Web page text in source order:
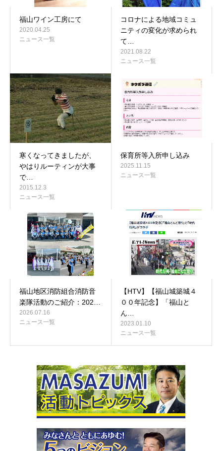
福山ワイン工房にて
2020.04.25
ニュース一覧
コロナによる地域コミュ
ニティの変化が求められ
て…
2021.08.22
ニュース一覧
寒くなってきましたが、
やはりルーティンが大事
で…
2015.12.3
ニュース一覧
保育所等入所申し込み
2025.11.15
ニュース一覧
福山地区消防組合消防音
楽隊活動のご紹介：202…
2026.07.16
ニュース一覧
【HTV】【福山城築城４
００年記念】「福山と
ん…
2023.01.10
ニュース一覧